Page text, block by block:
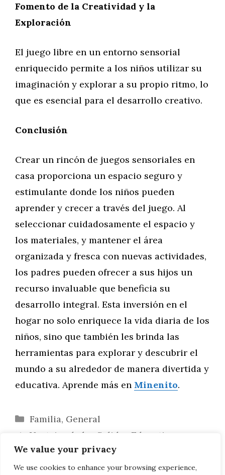
We value your privacy
We use cookies to enhance your browsing experience,
Fomento de la Creatividad y la
Exploración
El juego libre en un entorno sensorial
enriquecido permite a los niños utilizar su
imaginación y explorar a su propio ritmo, lo
que es esencial para el desarrollo creativo.
Conclusión
Crear un rincón de juegos sensoriales en
casa proporciona un espacio seguro y
estimulante donde los niños pueden
aprender y crecer a través del juego. Al
seleccionar cuidadosamente el espacio y
los materiales, y mantener el área
organizada y fresca con nuevas actividades,
los padres pueden ofrecer a sus hijos un
recurso invaluable que beneficia su
desarrollo integral. Esta inversión en el
hogar no solo enriquece la vida diaria de los
niños, sino que también les brinda las
herramientas para explorar y descubrir el
mundo a su alrededor de manera divertida y
educativa. Aprende más en Minenito.
Categorías
Familia, General
Ventajas de las Salidas Educativas en
Familia
Fortaleciendo la Comunicación Familiar